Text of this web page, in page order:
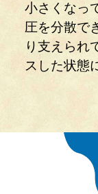
小さくなっ
圧を分散で
り支えられ
スした状態